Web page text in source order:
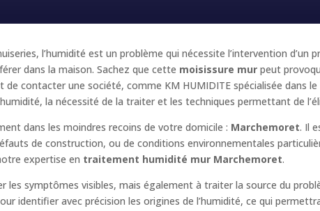
l’humidité est un problème qui nécessite l’intervention d’un
dans la maison. Sachez que cette moisissure mur peut
contacter une société, comme KM HUMIDITE spécialisée dans le
la nécessité de la traiter et les techniques permettant de
dans les moindres recoins de votre domicile : Marchemoret. Il
de construction, ou de conditions environnementales
expertise en traitement humidité mur Marchemoret.
les symptômes visibles, mais également à traiter la source du
identifier avec précision les origines de l’humidité, ce qui